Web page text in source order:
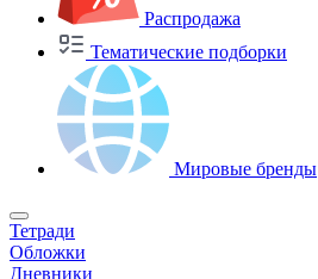
Распродажа
Тематические подборки
Мировые бренды
Тетради
Обложки
Дневники